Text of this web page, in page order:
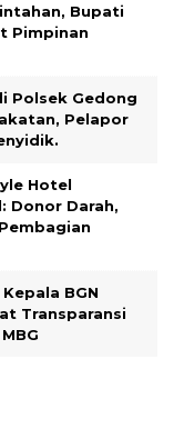
Bupati
Pimpinan
Polsek Gedong
Pelapor
Hotel
Donor Darah,
BGN
Transparansi